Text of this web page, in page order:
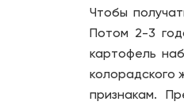
Чтобы
Потом 2-3
картофель
колорадского
признакам.